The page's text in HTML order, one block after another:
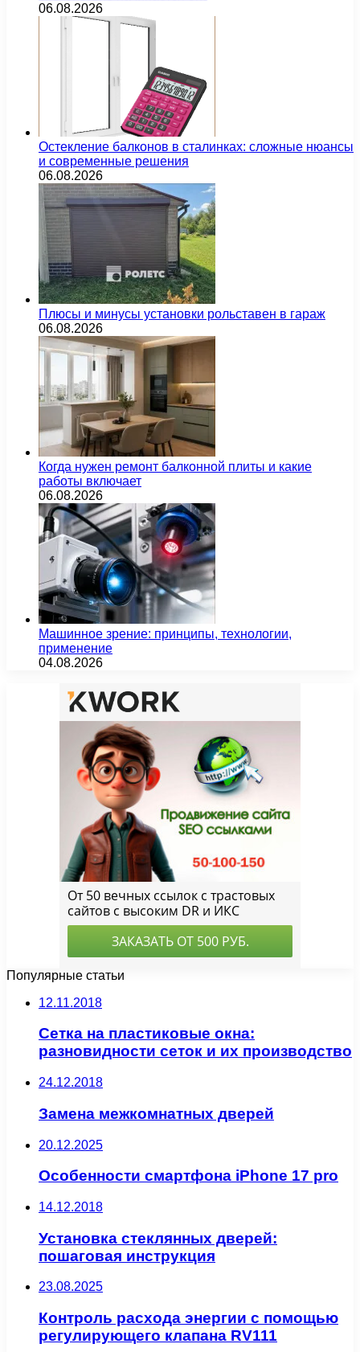
06.08.2026
Остекление балконов в сталинках: сложные нюансы
и современные решения
06.08.2026
Плюсы и минусы установки рольставен в гараж
06.08.2026
Когда нужен ремонт балконной плиты и какие
работы включает
06.08.2026
Машинное зрение: принципы, технологии,
применение
04.08.2026
Популярные статьи
12.11.2018
Сетка на пластиковые окна:
разновидности сеток и их производство
24.12.2018
Замена межкомнатных дверей
20.12.2025
Особенности смартфона iPhone 17 pro
14.12.2018
Установка стеклянных дверей:
пошаговая инструкция
23.08.2025
Контроль расхода энергии с помощью
регулирующего клапана RV111